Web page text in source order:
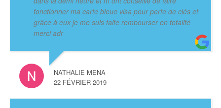
fonctionner ma carte bleue visa pour perte de clés et
grâce à eux je me suis faite rembourser en totalité
merci adr
NATHALIE MENA
22 FÉVRIER 2019